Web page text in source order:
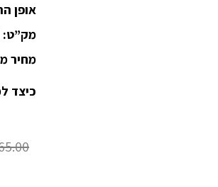
אופן
מק”ט:
מחיר
כיצד